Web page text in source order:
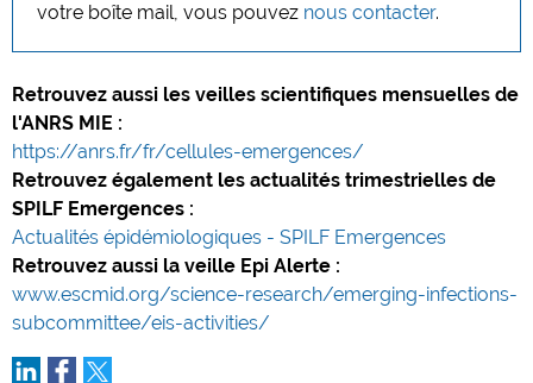
votre boîte mail, vous pouvez nous contacter.
Retrouvez aussi les veilles scientifiques mensuelles de
l'ANRS MIE :
https://anrs.fr/fr/cellules-emergences/
Retrouvez également les actualités trimestrielles de
SPILF Emergences :
Actualités épidémiologiques - SPILF Emergences
Retrouvez aussi la veille Epi Alerte :
www.escmid.org/science-research/emerging-infections-
subcommittee/eis-activities/